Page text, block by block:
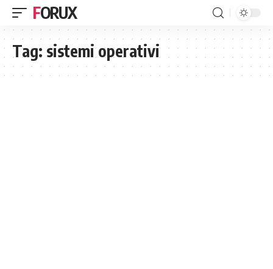
FORUX
Tag: sistemi operativi